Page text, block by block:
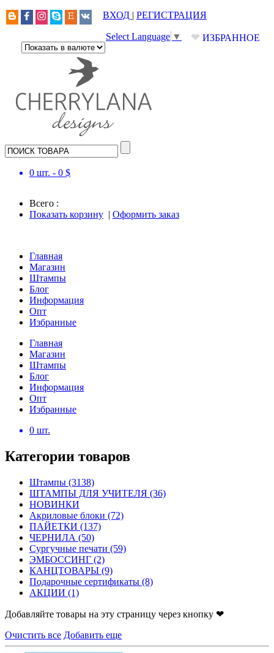
ВХОД | РЕГИСТРАЦИЯ
❤ ИЗБРАННОЕ
Select Language ▼
0 шт. - 0 $
Всего :
Показать корзину | Оформить заказ
Главная
Магазин
Штампы
Блог
Информация
Опт
Избранные
Главная
Магазин
Штампы
Блог
Информация
Опт
Избранные
0 шт.
Категории товаров
Штампы (3138)
ШТАМПЫ ДЛЯ УЧИТЕЛЯ (36)
НОВИНКИ
Акриловые блоки (72)
ПАЙЕТКИ (137)
ЧЕРНИЛА (50)
Сургучные печати (59)
ЭМБОССИНГ (2)
КАНЦТОВАРЫ (9)
Подарочные сертификаты (8)
АКЦИИ (1)
Добавляйте товары на эту страницу через кнопку ❤
Очистить все Добавить еще